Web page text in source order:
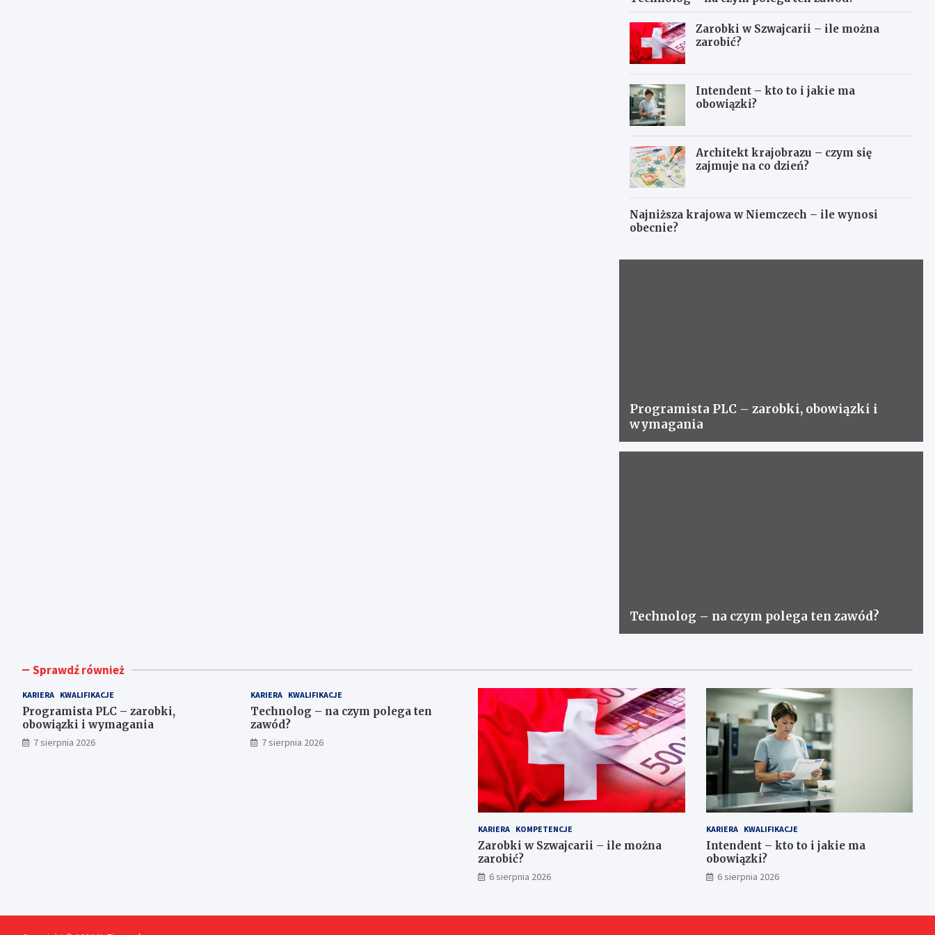
Zarobki w Szwajcarii – ile można
zarobić?
Intendent – kto to i jakie ma
obowiązki?
Architekt krajobrazu – czym się
zajmuje na co dzień?
Najniższa krajowa w Niemczech – ile wynosi
obecnie?
Programista PLC – zarobki, obowiązki i
wymagania
Technolog – na czym polega ten zawód?
Sprawdź również
KARIERA KWALIFIKACJE
Programista PLC – zarobki,
obowiązki i wymagania
7 sierpnia 2026
KARIERA KWALIFIKACJE
Technolog – na czym polega ten
zawód?
7 sierpnia 2026
KARIERA KOMPETENCJE
Zarobki w Szwajcarii – ile można
zarobić?
6 sierpnia 2026
KARIERA KWALIFIKACJE
Intendent – kto to i jakie ma
obowiązki?
6 sierpnia 2026